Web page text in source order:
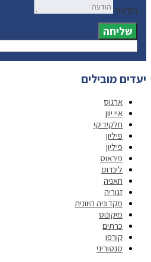
הודעה
שליחה
יעדים מובילים
ארגוס
איי יוון
חלקידיקי
פיליון
פיליון
פיראוס
לינדוס
חאניה
זגוריה
מקדוניה היוונית
מיקונוס
כרתים
קורפו
סנטוריני